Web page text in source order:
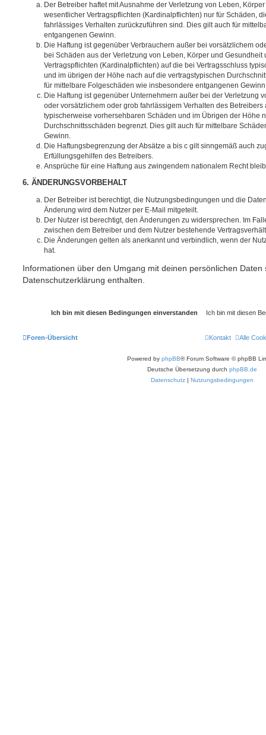
Der Betreiber haftet mit Ausnahme der Verletzung von Leben,
wesentlicher Vertragspflichten (Kardinalpflichten) nur für Schäden,
fahrlässiges Verhalten zurückzuführen sind. Dies gilt auch für
entgangenen Gewinn.
Die Haftung ist gegenüber Verbrauchern außer bei vorsätzlichem
bei Schäden aus der Verletzung von Leben, Körper und
Vertragspflichten (Kardinalpflichten) auf die bei Vertragsschluss
und im übrigen der Höhe nach auf die vertragstypischen
für mittelbare Folgeschäden wie insbesondere entgangenen
Die Haftung ist gegenüber Unternehmern außer bei der Verletzung
oder vorsätzlichem oder grob fahrlässigem Verhalten des Betreibers
typischerweise vorhersehbaren Schäden und im Übrigen der Höhe
Durchschnittsschäden begrenzt. Dies gilt auch für mittelbare
Gewinn.
Die Haftungsbegrenzung der Absätze a bis c gilt sinngemäß auch
Erfüllungsgehilfen des Betreibers.
Ansprüche für eine Haftung aus zwingendem nationalem Recht
6. ÄNDERUNGSVORBEHALT
Der Betreiber ist berechtigt, die Nutzungsbedingungen und die
Änderung wird dem Nutzer per E-Mail mitgeteilt.
Der Nutzer ist berechtigt, den Änderungen zu widersprechen. Im
zwischen dem Betreiber und dem Nutzer bestehende
Die Änderungen gelten als anerkannt und verbindlich, wenn der
hat.
Informationen über den Umgang mit deinen persönlichen Daten
Datenschutzerklärung enthalten.
Foren-Übersicht Alle
Kontakt
Powered by phpBB® Forum Software © phpBB
Deutsche Übersetzung durch phpBB.de
Datenschutz | Nutzungsbedingungen